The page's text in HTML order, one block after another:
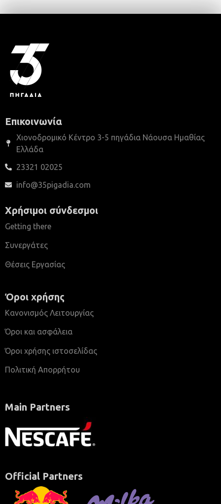
Επικοινωνία
Χιονοδρομικό Κέντρο 3-5 πηγάδια Νάουσα Ημαθίας
Ελλάδα
23321 02025
info@35pigadia.com
Χρήσιμοι σύνδεσμοι
Getting there
Συνεργάτες
Θέσεις Εργασίας
Όροι χρήσης
Κανονισμός Λειτουργίας
Όροι και ασφάλεια
Όροι χρήσης ιστοσελίδας
Πολιτική Απορρήτου
Main Partners
Official Partners